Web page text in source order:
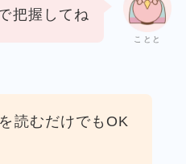
ことと
把握してね
読むだけでもOK